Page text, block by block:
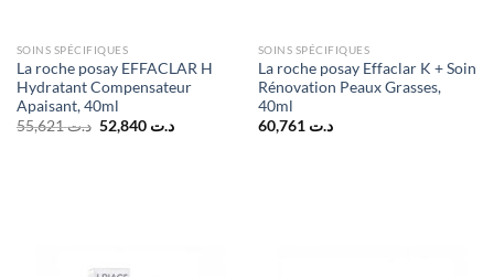
SOINS SPÉCIFIQUES
La roche posay EFFACLAR H
Hydratant Compensateur
Apaisant, 40ml
د.ت55,621
Le
prix
د.ت 52,840
Le
SOINS SPÉCIFIQUES
La roche posay Effaclar K + Soin
Rénovation Peaux Grasses,
40ml
د.ت 60,761